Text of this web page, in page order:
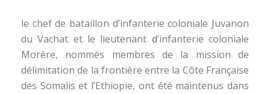
le chef de bataillon d’infanterie coloniale Juvanon
du Vachat et le lieutenant d’infanterie coloniale
Morère, nommés membres de la mission de
délimitation de la frontière entre la Côte Française
des Somalis et l’Ethiopie, ont été maintenus dans